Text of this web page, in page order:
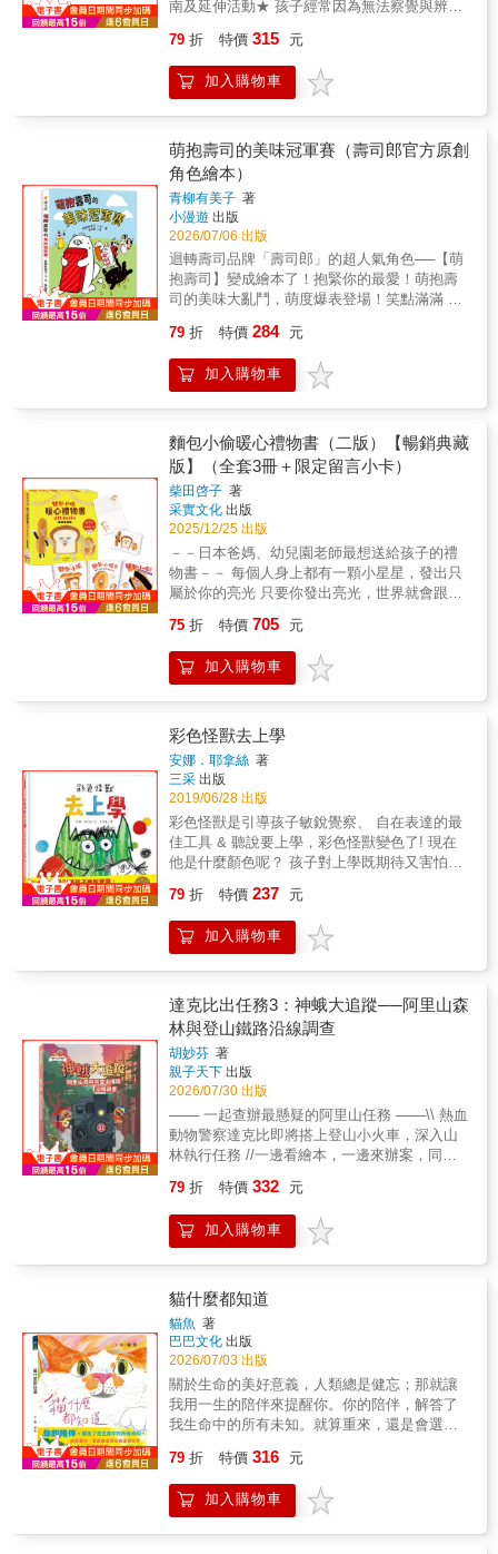
好的祝福，展現互相尊重、包容的寶可夢世
書內容包含：2本繪本《皮卡丘的好朋友》、
《皮卡丘的夜晚大冒險》，以及贈品「皮卡丘
與好朋友貼紙」（10x15cm）、「冒險時刻卡
片貼紙」（8.5x5.4cm） =延伸閱讀= 《寶可夢
之島》即將上市！ 日本繪本賞、德國白烏鴉獎
得主《上學快來不及了！》作者「小木屋工
坊」驚艷新作 獻給孩子，以及所有曾是孩子的
大人 充滿衝擊力，將童年的希望傳遞給下一代
的夢幻物語
味如何隨著季節更迭，走上家家戶戶的餐桌。
從魚市場到廚房，從料理祕訣到食魚知識，每
相傳的生活經驗。而這不僅僅是關於美食，更
是關於傳承與守護。翻開這本書，一起感受海
洋、土地與家的溫暖連結。看似一頓簡單的家
透過溫暖的故事與生動的圖像，讀者將跟著一
家人走進漁村，在採買、料理與共享美食的過
程中，自然認識海洋、食魚文化與永續觀念。
翻開書末的「繪本版食譜」，一起把海洋的鮮
甜與家的味道帶上餐桌。◎ 本書特色特色1｜
跟著故事認識海洋：透過漁村故事，認識四季
海味、海洋生態與自然節奏。特色2｜從餐桌感
受在地文化：從臺味料理、漁村生活到家族傳
教育實踐永續：從餐桌上的每一次選擇，學會
珍惜海洋、落實永續行動。◎ 各界好評（依首
字筆畫排列）林東良｜黑潮海洋文教基金會 執
行長林楷倫｜職人（魚販）作家賴爸｜「賴去
浪溜漣」頻道版主
南及延伸活動★ 孩子經常因為無法察覺與辨
每個人心中都有一隻彩色怪獸！ 情緒沒有對
錯！學會區辨情緒， 才能讓情緒發揮正面的功
能！ & 鮮紅的怒氣像火一樣猛烈； 傷心像是失
像安靜的樹，也像迎著風的綠葉， 能夠傳染他
人的快樂，則像星星那樣眨著眼睛！ 至於粉紅
色代表的是...... & 西班牙幼兒園老師最喜歡在
情緒課程上使用的繪本！ 他們一致讚譽：這本
書最能讓孩子認知情緒！ 描寫個別感受的書很
多，有的是憤怒，有的是害怕或恐懼， 但是
《彩色怪獸》卻能引導孩子學會梳理各自獨立
卻又相互影響的情緒， 並能辨別其中差異，為
幼兒的生活注入強大的力量，啟動成長和學習
的契機。 關心幼兒情緒發展的父母和師長，可
裡的彩色怪獸，陪伴孩子悅納所有感受，從中
學習成長！ 【內容簡介】 本套組包含《彩色怪
獸》繪本與《彩色怪獸情緒著色本》，兩本合
本大都強調情緒與生活情境的連結，以具體的
生活事件描繪情緒的來源以及不當表現的後
果，接著再試圖引導孩子學習情緒調節與合宜
表達。但《彩色怪獸》則直接呈現情緒管理最
基礎也最重要的能力元素～情緒覺察與辨識，
讓孩子在充滿詩意的文字與藝術氣息濃烈的畫
面中，自然而然地認識基本情緒。《彩色怪
獸》呈現情緒管理最基礎也最重要的能力元素
與藝術氣息濃烈的畫面中，自然而然地認識基
本情緒。《彩色怪獸情緒著色本》則讓孩子在
選擇色彩時，再次認知情緒的特質、感受和表
現，同時也讓孩子理解「情緒的產生多半來自
於生活事件」。透過著色活動提升孩子對自我
情緒的覺察，也具有宣洩情緒的療癒效果。
【本書特色】 1.&&&&& 唯一幫助孩子分辨情
緒、理解情緒、表達情緒、調節情緒的繪本。
2.&&&&& 西班牙幼兒園指定情緒教材，並輔以
情緒著色本提升孩子對自我情緒的覺察。
3.&&&&& 親職教育專家楊俐容老師特別撰寫本
書的導讀使用，以及師長運用指南及延伸活
動。 附注音，可親子共讀，也能讓孩子自己享
受閱讀樂趣。
79 折 特價 315 元
加入購物車
萌抱壽司的美味冠軍賽（壽司郎官方原創
角色繪本）
青柳有美子 著
小漫遊 出版
2026/07/06 出版
迴轉壽司品牌「壽司郎」的超人氣角色──【萌
抱壽司】變成繪本了！抱緊你的最愛！萌抱壽
司的美味大亂鬥，萌度爆表登場！笑點滿滿 ×
一笑，孩子看了笑到放不下手的趣味繪本！最
愛壽司、愛到捨不得放手的——萌抱壽司來
了！他們每天都緊緊抱著心愛的壽司餡料：跑
一美味？「各就各位——預備，跑！」比芥末
還刺激、比鮪魚還熱血的「美味冠軍賽」就此
展開！翻開這本書，看鮭魚卵貓熊像煙火一樣
彈跳、鮮蝦小萌兔跳出三段跳、玉子咕咕雞加
速、蟹味棒煎蛋小黑貓施展超神飄移、還有鮪
魚小萌獺用力大爆發！充滿笑聲與趣味的可愛
對決，等你一起來見證最終的冠軍！★什麼是
「萌抱壽司」？「萌抱壽司」是一群因為太喜
歡壽司郎（Sushiro）的新鮮壽司餡料，而把餡
料緊緊抱在一起的神祕小動物。據說他們躺著
味；走路時、奔跑時，也絕不會放開心愛的那
份餡料。★萌抱壽司人氣角色介紹- 鮭魚卵貓
熊：彈跳力驚人，每顆鮭魚卵都是他的活力來
前面！- 玉子咕咕雞：柔軟玉子燒化身最溫柔的
能量。- 蟹肉棒煎蛋小黑貓：帥氣又有個性，身
手靈活到大家都看不清！- 鮭魚小白熊：厚切鮭
魚抱緊緊，爆發力超乎想像！- 鮪魚小萌獺：天
性樂觀，呆萌樣子最迷人。◎有注音◎適讀年
齡：3~6歲親子共讀；7歲以上自行閱讀
79 折 特價 284 元
加入購物車
麵包小偷暖心禮物書（二版）【暢銷典藏
版】（全套3冊＋限定留言小卡）
柴田啓子 著
采實文化 出版
2025/12/25 出版
－－日本爸媽、幼兒園老師最想送給孩子的禮
物書－－ 每個人身上都有一顆小星星，發出只
屬於你的亮光 只要你發出亮光，世界就會跟著
老師看得見唷！ 大家身上都有一顆好閃亮的星
星喔！ 畫圖的時候，小夢的星星就會發亮； 賽
跑的時候，小陸的星星會一直閃耀
時候，也總是躲在後頭。 這樣的小空，也會有
星星嗎？他的星星也會發光嗎？
這是一本鼓勵孩子，幫助孩子找尋專長與優點
的繪本。 每個孩子都有獨特的天賦，而父母們
也都支持孩子找尋自我的天賦才能， 但對年幼
的孩子來說實在難理解，天賦是什麼？又有何
意義呢？ 百萬暢銷書作者菊田眞理子，運用具
體的比擬， 將天賦、專長這個抽象的概念，比
質，孩子能清楚且深刻的感受到， 潛藏在自己
心裡，有個與眾不同的能力與力量。 ★與孩子
一起找出自己的小星星 「我的星星是什麼
呢？」當孩子在閱讀之時，心中必定會產生這
樣的疑惑， 而此時正是父母與孩子一起討論、
一起找尋的最好時機。 「我的心裡也有星星
嗎？是什麼呢？別人的星星又是什麼呢？」 那
些孩子擅長的事、和別人相比做起來特別厲害
的事，很可能就是讓孩子閃亮的星星。 也許閃
閃發亮的星星，並不是大家眼中所看到某種才
藝。 就像書裡的小空一樣，和其他同學相比，
看似毫無專長，卻有一顆溫暖體貼的心。 像這
己發光的獨特能力。 就算現在還没有發現，也
没關係喔！ 因為就像書中的老師說的：「總有
一天在你心中的星星能散發出耀眼的光芒！」
★書末附有：「我的小星星」珍藏頁 書末附有
精心設計， 是一份很棒的成長禮物。 【家長一
致好評】 「這是一本溫柔的圖畫書，好像在擁
抱你、鼓勵著你，當女兒再大點時，我想送她
當作禮物。」 「孩子聽完故事後，眼睛都發
亮，我知道他開始在思考自己的星星是什麼，
而我也是。」 「這是一本值得所有孩子都一讀
再讀的書。」 「看似沒有亮點的孩子，也有他
能發光的地方。在媖感動推薦。」
&mdash;&mdash;吳在媖，兒童文學作家 「每
須拋光就能綻放光彩。而有些寶石，是需要大
人們的等待、觀察、打磨後才能大放異彩。在
這本繪本裡的老師，就像一位富有耐心的觀察
75 折 特價 705 元
加入購物車
彩色怪獸去上學
安娜．耶拿絲 著
三采 出版
2019/06/28 出版
彩色怪獸是引導孩子敏銳覺察、 自在表達的最
佳工具 & 聽說要上學，彩色怪獸變色了! 現在
他是什麼顏色呢？ 孩子對上學既期待又害怕，
是只有孩子擔心， 連彩色怪獸也想帶安全帽和
手電筒進校門呢！ 但是你注意到了嗎，彩色怪
獸的顏色是&hellip;&hellip; & 學校是有恐龍的
同學，還可以唱歌、聽故事、玩玩具、盪鞦韆
（但是要跟大家一起玩喔），還有很多事情可
以跟同學一起做！跟著彩色怪獸去上學，孩子
會發現，上學並不可怕，雖然還是有一點擔
心，但是自己也想去上學呢！ & 《彩色怪獸去
上學》是相當經典的情緒繪本，對孩子來說，3
～6歲是情緒快速發展的階段，也是最需要大人
陪伴引導的時期。無論是家長或老師，都可以
運用本書跟孩子進行深度的情緒對話，也可以
從中找到許多可以延伸的活動素材，讓孩子了
己的複雜情緒會有更深的理解與接納。 & 「讓
彩色怪獸陪孩子認識上學這件事吧！原來上學
也可以如此繽紛有趣！」── 職能治療師‧習惜
教育推廣協會理事長&& 楊俐容老師導讀 & 本
書特色 & &bull;幫助孩子在上學前了解學校的
生活，卸下擔憂。 &bull;使孩子順利度過最開
始上學時的不適應感。 &bull;感受到成長與新
環境所帶來的情緒變化。 &bull;協助孩子分
辨、理解、接納自己的情緒。 &bull;楊俐容老
師導讀（臺灣芯福里情緒教育推廣協會理事長.
79 折 特價 237 元
加入購物車
達克比出任務3：神蛾大追蹤──阿里山森
林與登山鐵路沿線調查
胡妙芬 著
親子天下 出版
2026/07/30 出版
─── 一起查辦最懸疑的阿里山任務 ───\\ 熱血
動物警察達克比即將搭上登山小火車，深入山
林執行任務 //一邊看繪本，一邊來辦案，同步
升級科學探究力年年準時現身為玄天上帝祝壽
的「神蛾」，今年竟一隻都不見！是天災？是
人禍？還是一樁精心謀劃的山林劫持案？（但
能請求動物界超強辦案巨星「達克比」上山調
查！一路上，大夥兒乘著窄軌小火車，在顛簸
搖晃中穿越快速變換的林相，途中撞見搬家的
山鳥、磨爪的黑熊、枯黃的竹林，和發光的螢
光蕈。然而，線索稀少、山路蜿蜒，嫌疑人藏
身在深山密林之中，達克比究竟要如何憑著高
山森林與登山鐵路知識，找出神蛾失蹤的真
相，給廟祝一個滿意的交代？走！跟著達克比
搭上登山小火車、走進高山森林的深處，體驗
這趟走進山林的出任務旅程中，你將學到：
◆ 森林鐵路和平地鐵路的差異 ◆ 鳥類的「垂
直遷徙」與山區動物的生活適應 ◆ 植物隨海
79 折 特價 332 元
加入購物車
貓什麼都知道
貓魚 著
巴巴文化 出版
2026/07/03 出版
關於生命的美好意義，人類總是健忘；那就讓
我用一生的陪伴來提醒你。你的陪伴，解答了
我生命中的所有未知。就算重來，還是會選擇
能不知道：其實我什麼都知道。關於人類眼中
的貓，以及關於貓眼中的人類。告訴你，我是
真的什麼都知道－－好吧，很偶爾、很偶爾的
79 折 特價 316 元
加入購物車